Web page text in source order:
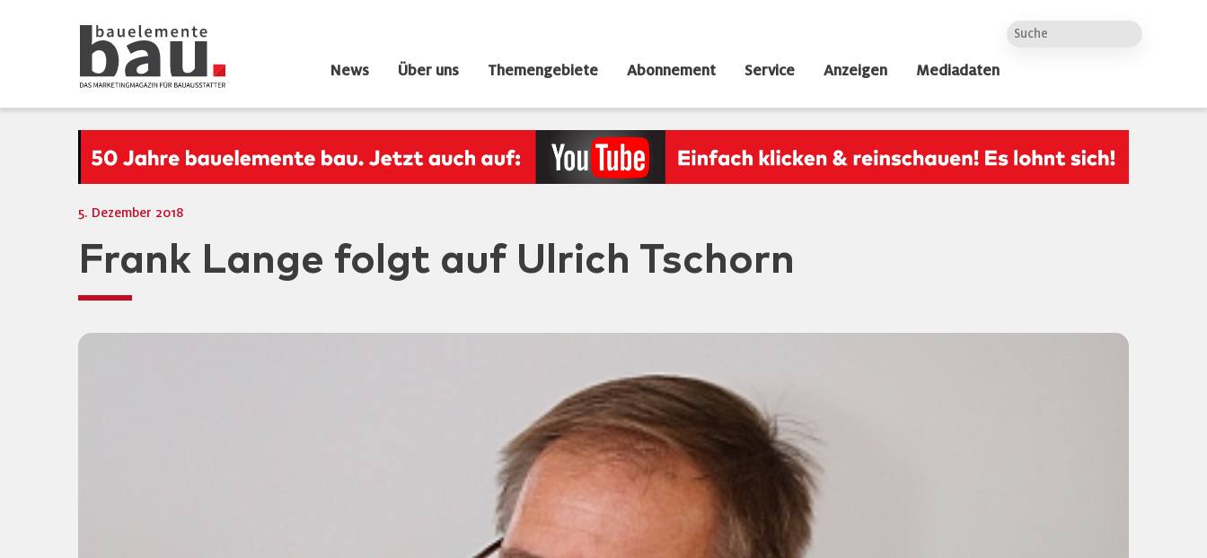
News Über uns Themengebiete Abonnement Service Anzeigen Mediadaten
5. Dezember 2018
Frank Lange folgt auf Ulrich Tschorn